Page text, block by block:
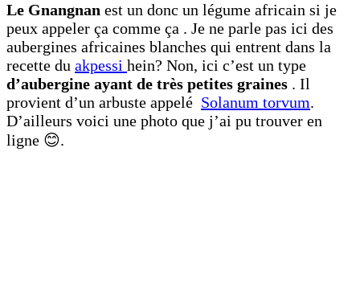
Le Gnangnan est un donc un légume africain si je
peux appeler ça comme ça . Je ne parle pas ici des
aubergines africaines blanches qui entrent dans la
recette du akpessi hein? Non, ici c’est un type
d’aubergine ayant de très petites graines . Il
provient d’un arbuste appelé Solanum torvum.
D’ailleurs voici une photo que j’ai pu trouver en
ligne 😊.